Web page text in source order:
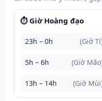
⏱️ Giờ Hoàng đạo
23h – 0h (Giờ
5h – 6h (Giờ
13h – 14h (Giờ